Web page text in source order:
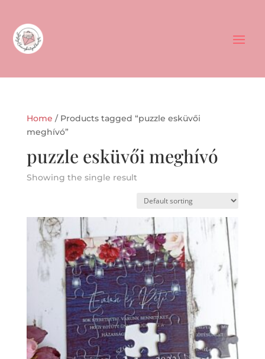
Home / Products tagged “puzzle esküvői
meghívó”
puzzle esküvői meghívó
Showing the single result